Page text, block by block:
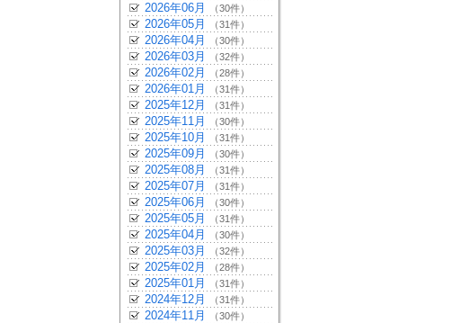
2026年06月 （30件）
2026年05月 （31件）
2026年04月 （30件）
2026年03月 （32件）
2026年02月 （28件）
2026年01月 （31件）
2025年12月 （31件）
2025年11月 （30件）
2025年10月 （31件）
2025年09月 （30件）
2025年08月 （31件）
2025年07月 （31件）
2025年06月 （30件）
2025年05月 （31件）
2025年04月 （30件）
2025年03月 （32件）
2025年02月 （28件）
2025年01月 （31件）
2024年12月 （31件）
2024年11月 （30件）